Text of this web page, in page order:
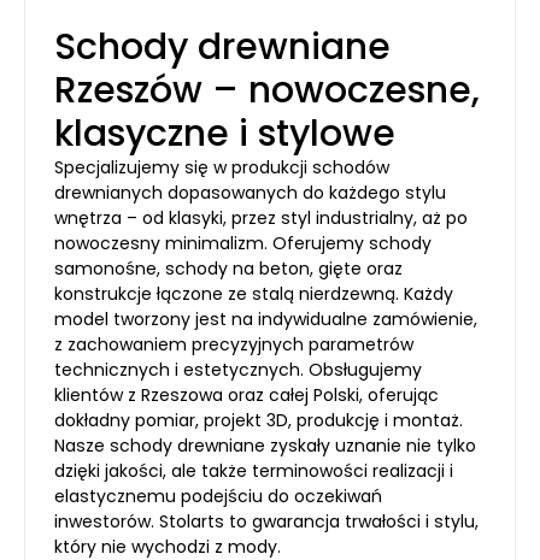
Schody drewniane
Rzeszów – nowoczesne,
klasyczne i stylowe
Specjalizujemy się w produkcji schodów
drewnianych dopasowanych do każdego stylu
wnętrza – od klasyki, przez styl industrialny, aż po
nowoczesny minimalizm. Oferujemy schody
samonośne, schody na beton, gięte oraz
konstrukcje łączone ze stalą nierdzewną. Każdy
model tworzony jest na indywidualne zamówienie,
z zachowaniem precyzyjnych parametrów
technicznych i estetycznych. Obsługujemy
klientów z Rzeszowa oraz całej Polski, oferując
dokładny pomiar, projekt 3D, produkcję i montaż.
Nasze schody drewniane zyskały uznanie nie tylko
dzięki jakości, ale także terminowości realizacji i
elastycznemu podejściu do oczekiwań
inwestorów. Stolarts to gwarancja trwałości i stylu,
który nie wychodzi z mody.